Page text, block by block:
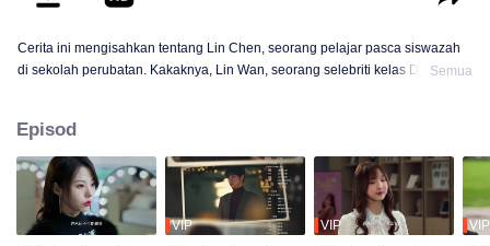
Cerita ini mengisahkan tentang Lin Chen, seorang pelajar pasca siswazah
di sekolah perubatan. Kakaknya, Lin Wan, seorang selebriti kelas D, jatuh
kebetulan bertemu semula dengan Lu Xun, lelaki yang dia sukai semasa
zaman pelajar mereka.
Semua
Episod
VIP VIP VIP